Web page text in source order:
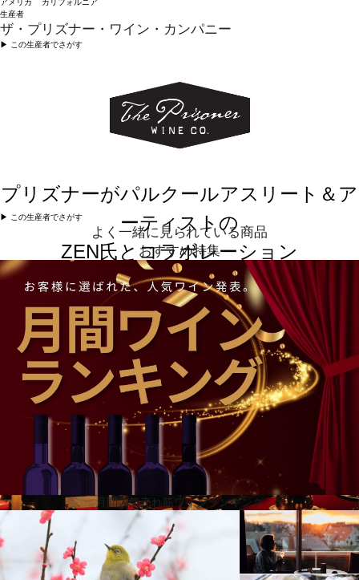
アメリカ カリフォルニア
生産者
ザ・プリズナー・ワイン・カンパニー
▶︎ この生産者でさがす
プリズナーがパルクールアスリート＆ア
ーティストの
ZEN氏とコラボレーション
▶︎ この生産者でさがす
よく一緒に見られている商品
おすすめ特集
月間人気売れ筋ワインランキング